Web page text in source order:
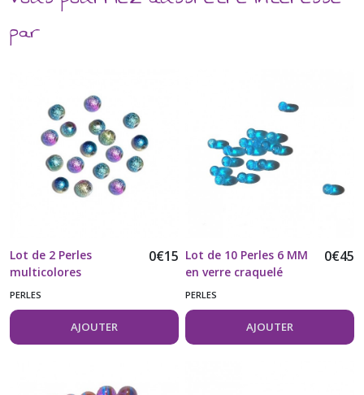
par
Lot de 2 Perles
multicolores
acryliques aspect
0€15
PERLES
AJOUTER
Lot de 10 Perles 6 MM
en verre craquelé
turquoise
0€45
PERLES
AJOUTER